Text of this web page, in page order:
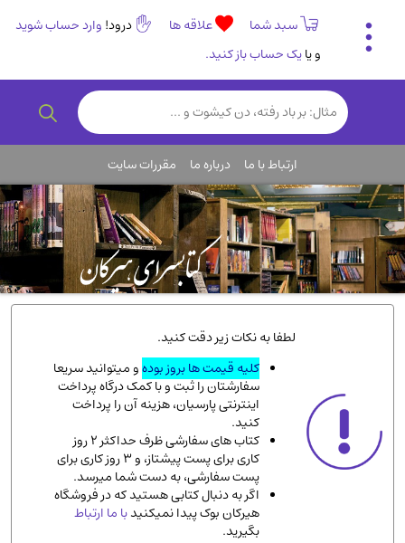
سبد شما علاقه ها درود! وارد حساب شوید
و یایک حساب باز کنید.
تاریخی و فرهنگی
(838)
رمان و داستان ایرانی(307)
روانشناسی(357)
انگلیسی و زبان خارجی(14)
کودکان و نوجوانان(76)
کتب نادر و کمیاب(19)
روانشناسی(112)
طب گیاهی و سنتی(45)
فلسفه و جامعه شناسی(151)
ادبیات و شعر
ادیان و مذاهب
دانشگاهی و آموزشی
اقتصادی، بازاریابی و مالی(57)
ارتباط با ما درباره ما مقررات سایت
لطفا به نکات زیر دقت کنید.
کلیه قیمت ها بروز بودهو میتوانید سریعا
سفارشتان را ثبت و با کمک درگاه پرداخت
اینترنتی پارسیان، هزینه آن را پرداخت
کنید.
کتاب های سفارشی ظرف حداکثر 2 روز
کاری برای پست پیشتاز، و 3 روز کاری برای
پست سفارشی، به دست شما میرسد.
اگر به دنبال کتابی هستید که در فروشگاه
هیرکان بوک پیدا نمیکنیدبا ما ارتباط
بگیرید.